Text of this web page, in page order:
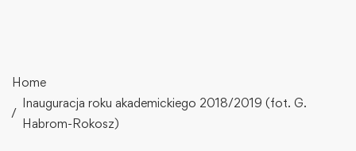
Home
Inauguracja roku akademickiego 2018/2019 (fot. G.
Habrom-Rokosz)